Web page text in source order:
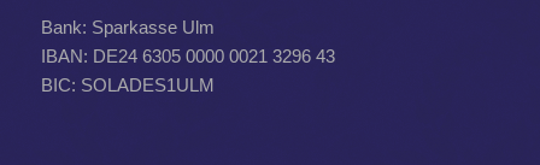
Bank: Sparkasse Ulm
IBAN: DE24 6305 0000 0021 3296 43
BIC: SOLADES1ULM